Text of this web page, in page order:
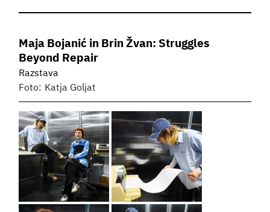
Maja Bojanić in Brin Žvan: Struggles
Beyond Repair
Razstava
Foto: Katja Goljat